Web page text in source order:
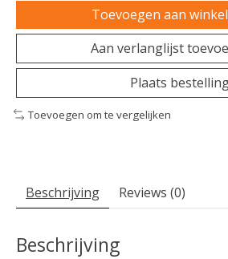
Toevoegen aan
Aan verlanglijst
Plaats
Toevoegen om te vergelijken
Beschrijving Reviews (0)
Beschrijving